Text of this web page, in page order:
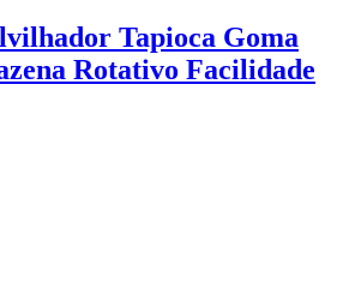
Tapioca Goma
Rotativo Facilidade